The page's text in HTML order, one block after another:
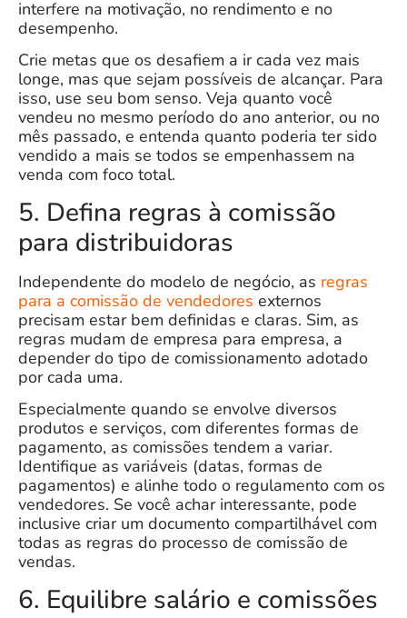
interfere na motivação, no rendimento e no
desempenho.
Crie metas que os desafiem a ir cada vez mais
longe, mas que sejam possíveis de alcançar. Para
isso, use seu bom senso. Veja quanto você
vendeu no mesmo período do ano anterior, ou no
mês passado, e entenda quanto poderia ter sido
vendido a mais se todos se empenhassem na
venda com foco total.
5. Defina regras à comissão
para distribuidoras
Independente do modelo de negócio, as regras
para a comissão de vendedores externos
precisam estar bem definidas e claras. Sim, as
regras mudam de empresa para empresa, a
depender do tipo de comissionamento adotado
por cada uma.
Especialmente quando se envolve diversos
produtos e serviços, com diferentes formas de
pagamento, as comissões tendem a variar.
Identifique as variáveis (datas, formas de
pagamentos) e alinhe todo o regulamento com os
vendedores. Se você achar interessante, pode
inclusive criar um documento compartilhável com
todas as regras do processo de comissão de
vendas.
6. Equilibre salário e comissões